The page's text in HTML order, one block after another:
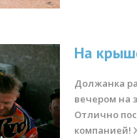
На
Должанка
вечером на
Отлично
компанией!